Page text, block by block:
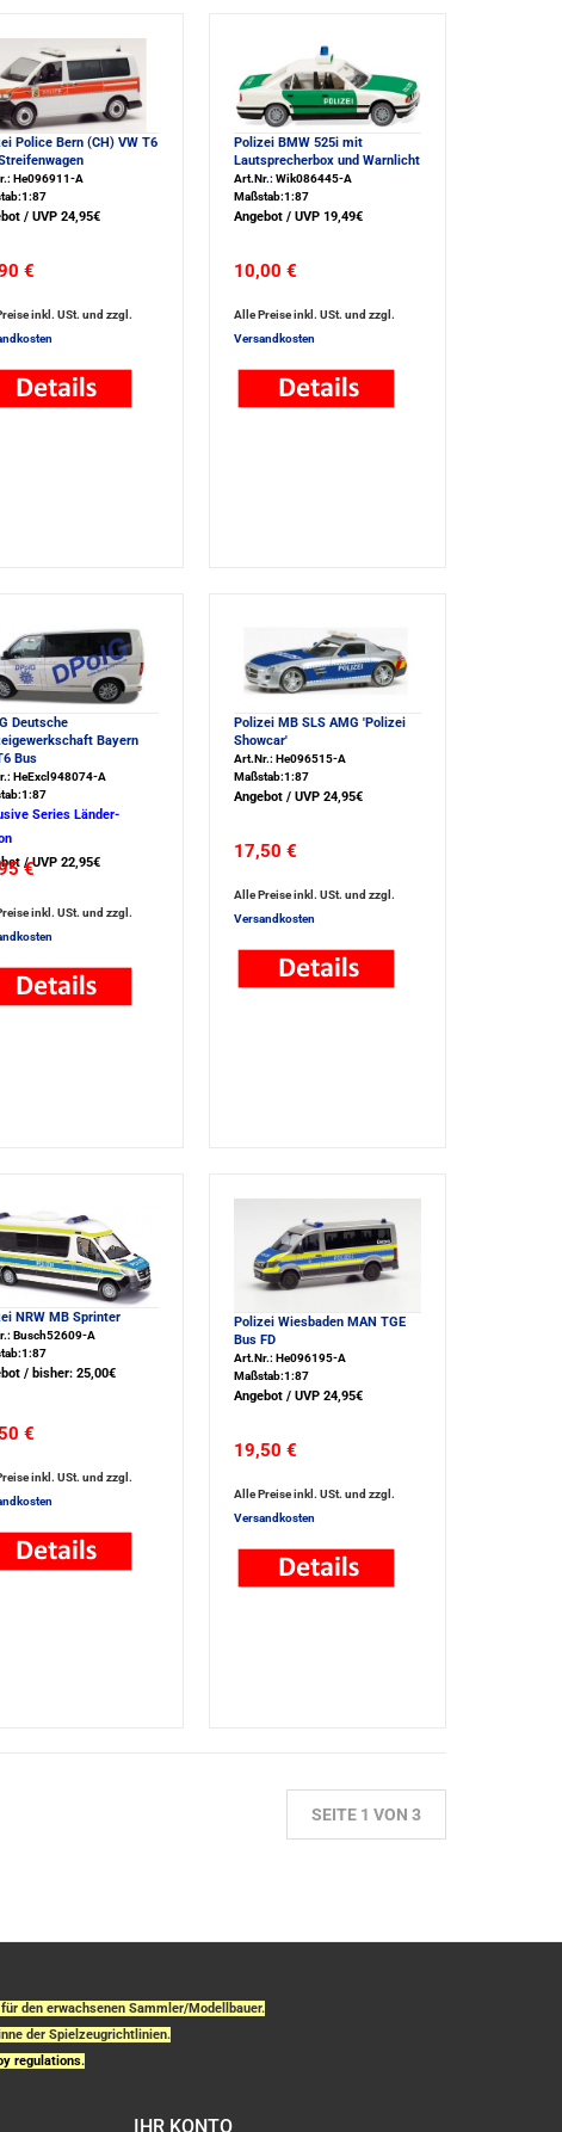
Police Bern (CH) VW T6
He096911-A
/ UVP 24,95€
€
inkl. USt. und zzgl.
Polizei BMW 525i mit
Lautsprecherbox und Warnlicht
Art.Nr.: Wik086445-A
Maßstab:1:87
Angebot / UVP 19,49€
10,00 €
Alle Preise inkl. USt. und zzgl.
Versandkosten
Deutsche
Bayern
Bus
HeExcl948074-A
Series Länder-
/ UVP 22,95€
€
inkl. USt. und zzgl.
Polizei MB SLS AMG 'Polizei
Showcar'
Art.Nr.: He096515-A
Maßstab:1:87
Angebot / UVP 24,95€
17,50 €
Alle Preise inkl. USt. und zzgl.
Versandkosten
NRW MB Sprinter
Busch52609-A
/ bisher: 25,00€
€
inkl. USt. und zzgl.
Polizei Wiesbaden MAN TGE
Bus FD
Art.Nr.: He096195-A
Maßstab:1:87
Angebot / UVP 24,95€
19,50 €
Alle Preise inkl. USt. und zzgl.
Versandkosten
SEITE 1 VON 3
den erwachsenen Sammler/Modellbauer.
der Spielzeugrichtlinien.
regulations.
IHR KONTO